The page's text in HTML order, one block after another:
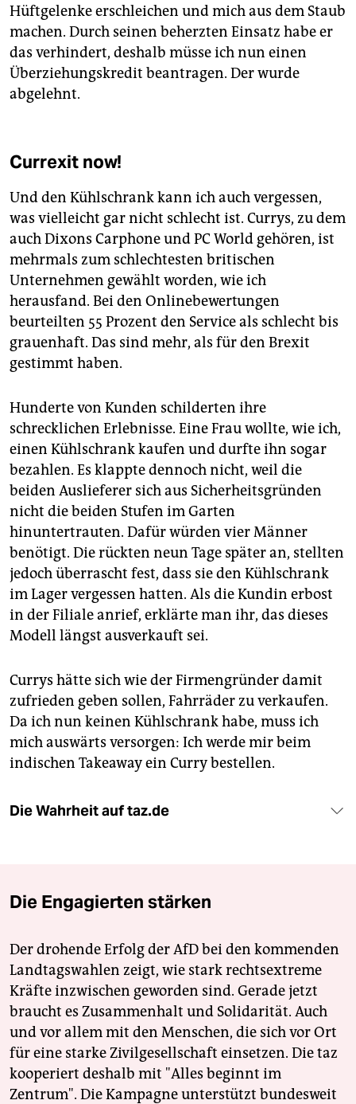
Hüftgelenke erschleichen und mich aus dem Staub
machen. Durch seinen beherzten Einsatz habe er
das verhindert, deshalb müsse ich nun einen
Überziehungskredit beantragen. Der wurde
abgelehnt.
Currexit now!
Und den Kühlschrank kann ich auch vergessen,
was vielleicht gar nicht schlecht ist. Currys, zu dem
auch Dixons Car­phone und PC World gehören, ist
mehrmals zum schlechtesten britischen
Unternehmen gewählt worden, wie ich
herausfand. Bei den Onlinebewertungen
beurteilten 55 Prozent den Service als schlecht bis
grauenhaft. Das sind mehr, als für den Brexit
gestimmt haben.
Hunderte von Kunden schilderten ihre
schrecklichen Erlebnisse. Eine Frau wollte, wie ich,
einen Kühlschrank kaufen und durfte ihn sogar
bezahlen. Es klappte dennoch nicht, weil die
beiden Auslieferer sich aus Sicherheitsgründen
nicht die beiden Stufen im Garten
hinuntertrauten. Dafür würden vier Männer
benötigt. Die rückten neun Tage später an, stellten
jedoch überrascht fest, dass sie den Kühlschrank
im Lager vergessen hatten. Als die Kundin erbost
in der Filiale anrief, erklärte man ihr, das dieses
Modell längst ausverkauft sei.
Currys hätte sich wie der Firmengründer damit
zufrieden geben sollen, Fahrräder zu verkaufen.
Da ich nun keinen Kühlschrank habe, muss ich
mich auswärts versorgen: Ich werde mir beim
indischen Takeaway ein Curry bestellen.
Die Wahrheit auf taz.de
Die Engagierten stärken
Der drohende Erfolg der AfD bei den kommenden
Landtagswahlen zeigt, wie stark rechtsextreme
Kräfte inzwischen geworden sind. Gerade jetzt
braucht es Zusammenhalt und Solidarität. Auch
und vor allem mit den Menschen, die sich vor Ort
für eine starke Zivilgesellschaft einsetzen. Die taz
kooperiert deshalb mit "Alles beginnt im
Zentrum". Die Kampagne unterstützt bundesweit